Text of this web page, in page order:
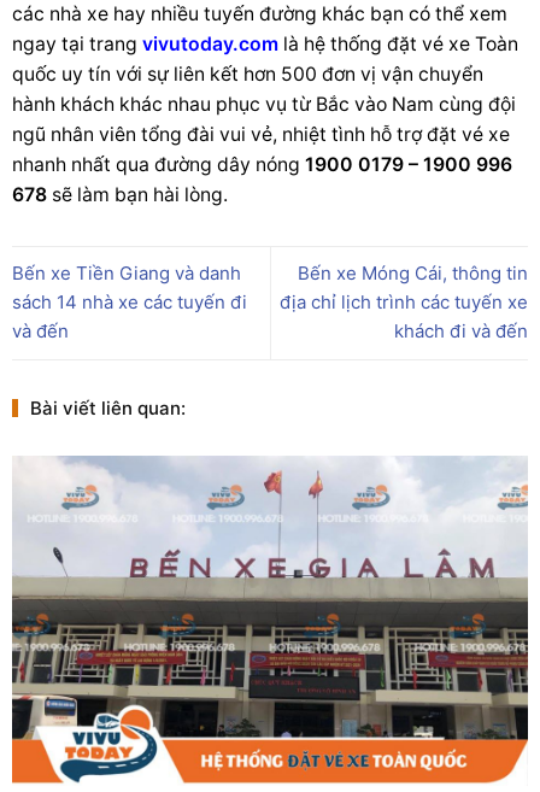
các nhà xe hay nhiều tuyến đường khác bạn có thể xem
ngay tại trang vivutoday.com là hệ thống đặt vé xe Toàn
quốc uy tín với sự liên kết hơn 500 đơn vị vận chuyển
hành khách khác nhau phục vụ từ Bắc vào Nam cùng đội
ngũ nhân viên tổng đài vui vẻ, nhiệt tình hỗ trợ đặt vé xe
nhanh nhất qua đường dây nóng 1900 0179 – 1900 996
678 sẽ làm bạn hài lòng.
Bến xe Tiền Giang và danh
sách 14 nhà xe các tuyến đi
và đến
Bến xe Móng Cái, thông tin
địa chỉ lịch trình các tuyến xe
khách đi và đến
Bài viết liên quan: